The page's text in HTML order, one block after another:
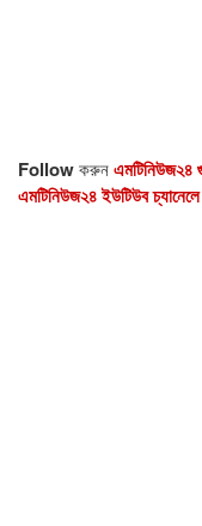
Followকরুনএমটিনিউজ২৪
এমটিনিউজ২৪ ইউটিউব চ্যানেলে